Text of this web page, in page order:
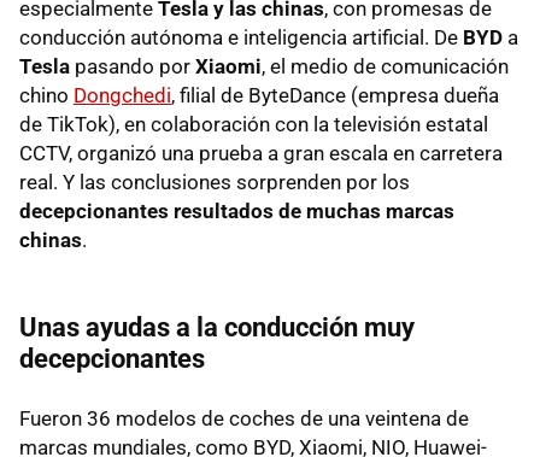
especialmente Tesla y las chinas, con promesas de
conducción autónoma e inteligencia artificial. De BYD a
Tesla pasando por Xiaomi, el medio de comunicación
chino Dongchedi, filial de ByteDance (empresa dueña
de TikTok), en colaboración con la televisión estatal
CCTV, organizó una prueba a gran escala en carretera
real. Y las conclusiones sorprenden por los
decepcionantes resultados de muchas marcas
chinas.
Unas ayudas a la conducción muy
decepcionantes
Fueron 36 modelos de coches de una veintena de
marcas mundiales, como BYD, Xiaomi, NIO, Huawei-